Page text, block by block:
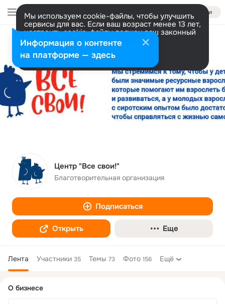
Войти
Мы используем cookie-файлы, чтобы улучшить
сервисы для вас. Если ваш возраст менее 13 лет,
настроить cookie-файлы должен ваш законный
представитель. Больше информации
Разрешить все Настроить
Центр "Все свои!"
Благотворительная организация
Подписаться
Открыть Еще
Лента Участники 35 Темы 73 Фото 156 Ещё
колонка
О бизнесе
Информация о контенте
на платформе — здесь